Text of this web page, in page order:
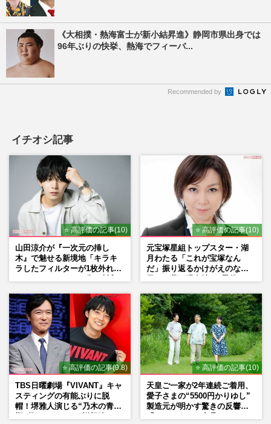
《大相撲・熱海富士が新小結昇進》静岡市県出身では
96年ぶりの快挙、熱海でフィーバ...
Recommended by
イチオシ記事
⭐ 高評価の記事(10)
山田涼介が『一次元の挿し
木』で魅せる新境地「キラキ
ラしたフィルターが1枚外れて
⭐ 高評価の記事(10)
元宝塚星組トップスター・湖
月わたる「これが宝塚なん
だ」振り返るかけがえのない
⭐ 高評価の記事(9.8)
TBS日曜劇場『VIVANT』キャ
スティングの有能ぶりに脱
帽！堺雅人演じる“乃木の青年
⭐ 高評価の記事(10)
天皇ご一家が2年連続ご着用、
愛子さまの“5500円かりゆし”
製造元が明かす驚きの反響